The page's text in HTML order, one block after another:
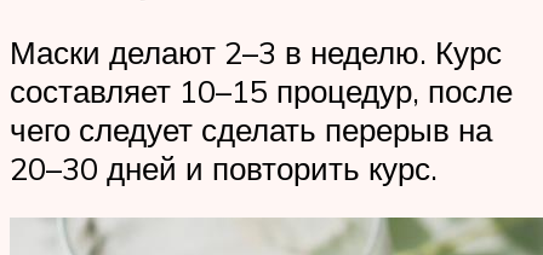
Маски делают 2–3 в неделю. Курс
составляет 10–15 процедур, после
чего следует сделать перерыв на
20–30 дней и повторить курс.